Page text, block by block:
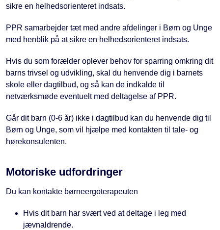
sikre en helhedsorienteret indsats.
PPR samarbejder tæt med andre afdelinger i Børn og Unge
med henblik på at sikre en helhedsorienteret indsats.
Hvis du som forælder oplever behov for sparring omkring dit
barns trivsel og udvikling, skal du henvende dig i barnets
skole eller dagtilbud, og så kan de indkalde til
netværksmøde eventuelt med deltagelse af PPR.
Går dit barn (0-6 år) ikke i dagtilbud kan du henvende dig til
Børn og Unge, som vil hjælpe med kontakten til tale- og
hørekonsulenten.
Motoriske udfordringer
Du kan kontakte børneergoterapeuten
Hvis dit barn har svært ved at deltage i leg med
jævnaldrende.